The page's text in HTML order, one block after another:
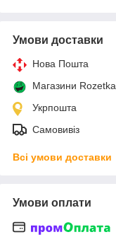
Умови доставки
Нова Пошта
Магазини Rozetka
Укрпошта
Самовивіз
Всі умови доставки
Умови оплати